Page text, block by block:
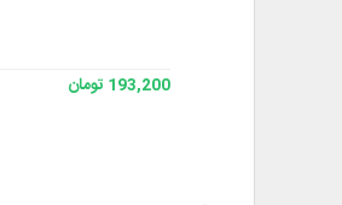
193,200 تومان